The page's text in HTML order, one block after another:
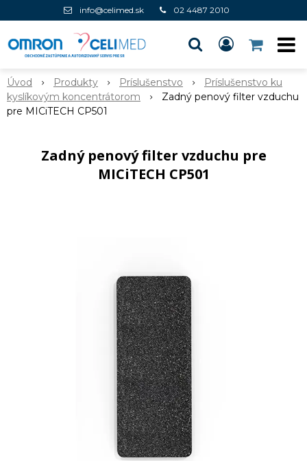
info@celimed.sk 02 4487 2010
Úvod Produkty Príslušenstvo
Príslušenstvo ku
kyslíkovým koncentrátorom
Zadný penový filter vzduchu
pre MICiTECH CP501
Zadný penový filter vzduchu pre
MICiTECH CP501